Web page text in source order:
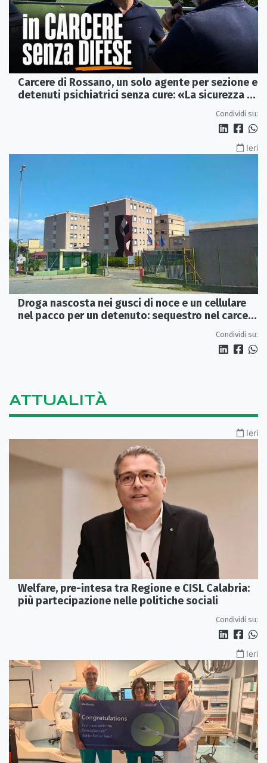
Carcere di Rossano, un solo agente per sezione e
detenuti psichiatrici senza cure: «La sicurezza è
Condividi su:
Ieri
Droga nascosta nei gusci di noce e un cellulare
nel pacco per un detenuto: sequestro nel carcere
Condividi su:
ATTUALITÀ
Ieri
Welfare, pre-intesa tra Regione e CISL Calabria:
più partecipazione nelle politiche sociali
Condividi su:
Ieri